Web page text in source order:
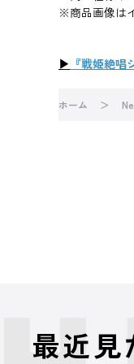
※商品画像は
▶ 『戦姫絶
ホーム
最近見